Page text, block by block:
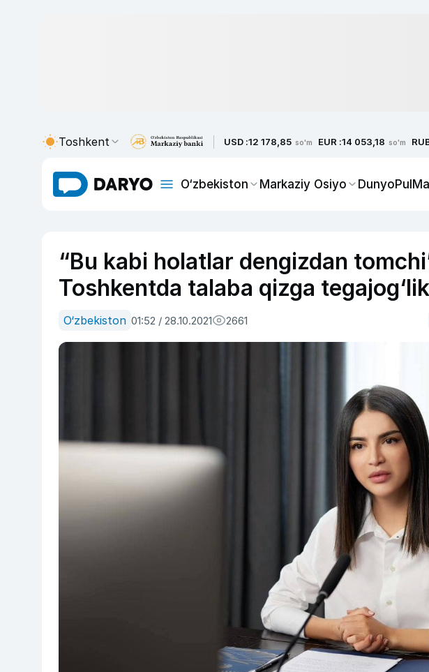
Toshkent USD :12 178,85 so'm EUR :14 053,18 so'm
O‘zbekiston Markaziy Osiyo DunyoPul
“Bu kabi holatlar dengizdan
Toshkentda talaba qizga
O‘zbekiston 01:52 / 28.10.2021 2661